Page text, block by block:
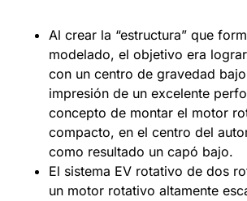
Al crear la “estructura” que
modelado, el objetivo era
con un centro de gravedad
impresión de un excelente
concepto de montar el motor
compacto, en el centro del
como resultado un capó bajo.
El sistema EV rotativo de dos
un motor rotativo altamente